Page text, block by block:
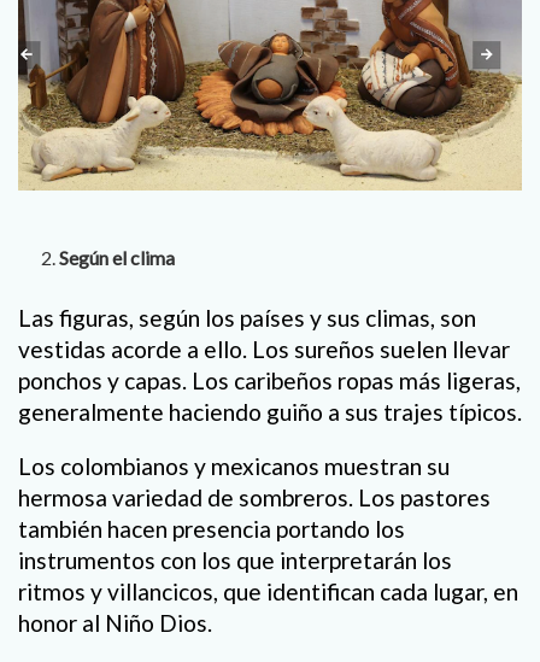
Según el clima
Las figuras, según los países y sus climas, son
vestidas acorde a ello. Los sureños suelen llevar
ponchos y capas. Los caribeños ropas más ligeras,
generalmente haciendo guiño a sus trajes típicos.
Los colombianos y mexicanos muestran su
hermosa variedad de sombreros. Los pastores
también hacen presencia portando los
instrumentos con los que interpretarán los
ritmos y villancicos, que identifican cada lugar, en
honor al Niño Dios.